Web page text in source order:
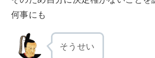
何事にも
そうせい